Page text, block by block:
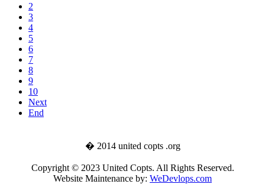
2
3
4
5
6
7
8
9
10
Next
End
� 2014 united copts .org
Copyright © 2023 United Copts. All Rights Reserved.
Website Maintenance by: WeDevlops.com